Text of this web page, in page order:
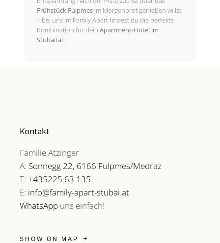
Frühstück Fulpmes im Morgenbrot genießen willst
– bei uns im Family Apart findest du die perfekte
Kombination für deinApartment-Hotel im
Stubaital.
Kontakt
Familie Atzinger
A: Sonnegg 22, 6166 Fulpmes/Medraz
T: +435225 63 135
E: info@family-apart-stubai.at
WhatsApp uns einfach!
SHOW ON MAP